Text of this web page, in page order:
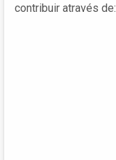
contribuir através de: